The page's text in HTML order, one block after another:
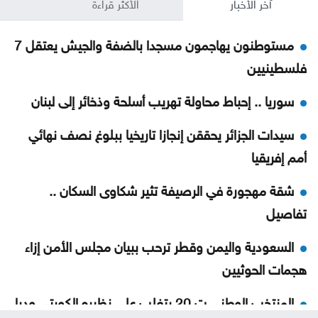
مستوطنون يهاجمون مسجدا بالضفة والجيش يعتقل 7
فلسطينيين
سوريا .. إحباط محاولة تهريب أسلحة وذخائر إلى لبنان
سيدات الجزائر يحققن إنجازا تاريخيا ببلوغ نصف نهائي
أمم إفريقيا
شقة مهجورة في الرصيفة تثير شكاوى السكان ..
تفاصيل
السعودية واليمن وقطر ترحب ببيان مجلس الأمن إزاء
هجمات الحوثيين
المنتخب الوطني ت 20 يتغلب على نظيره الكويتي وديا